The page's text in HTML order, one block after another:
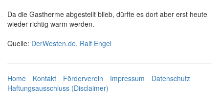
Da die Gastherme abgestellt blieb, dürfte es dort aber erst heute
wieder richtig warm werden.
Quelle: DerWesten.de, Ralf Engel
Home Kontakt Förderverein Impressum
Datenschutz
Haftungsausschluss (Disclaimer)